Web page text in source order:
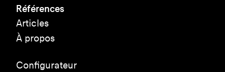
Références
Articles
À propos
Configurateur